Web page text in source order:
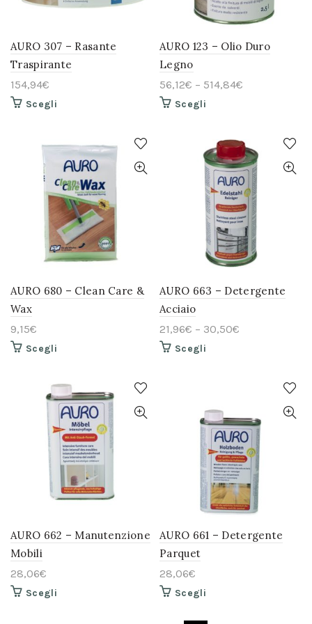
AURO 307 – Rasante
Traspirante
154,94€
ScegliQuesto
varianti.
opzioni
possono
essere
scelte
nella
pagina
del
prodotto
AURO 123 – Olio Duro
Legno
56,12€ – 514,84€
ScegliQuesto
varianti.
Le
opzioni
possono
essere
scelte
nella
pagina
del
prodotto
AURO 680 – Clean Care &
Wax
9,15€
ScegliQuesto
varianti.
Le
opzioni
possono
essere
scelte
nella
pagina
del
prodotto
AURO 663 – Detergente
Acciaio
21,96€ – 30,50€
ScegliQuesto
opzioni
possono
essere
scelte
nella
pagina
del
prodotto
AURO 662 – Manutenzione
Mobili
28,06€
ScegliQuesto
AURO 661 – Detergente
Parquet
28,06€
ScegliQuesto